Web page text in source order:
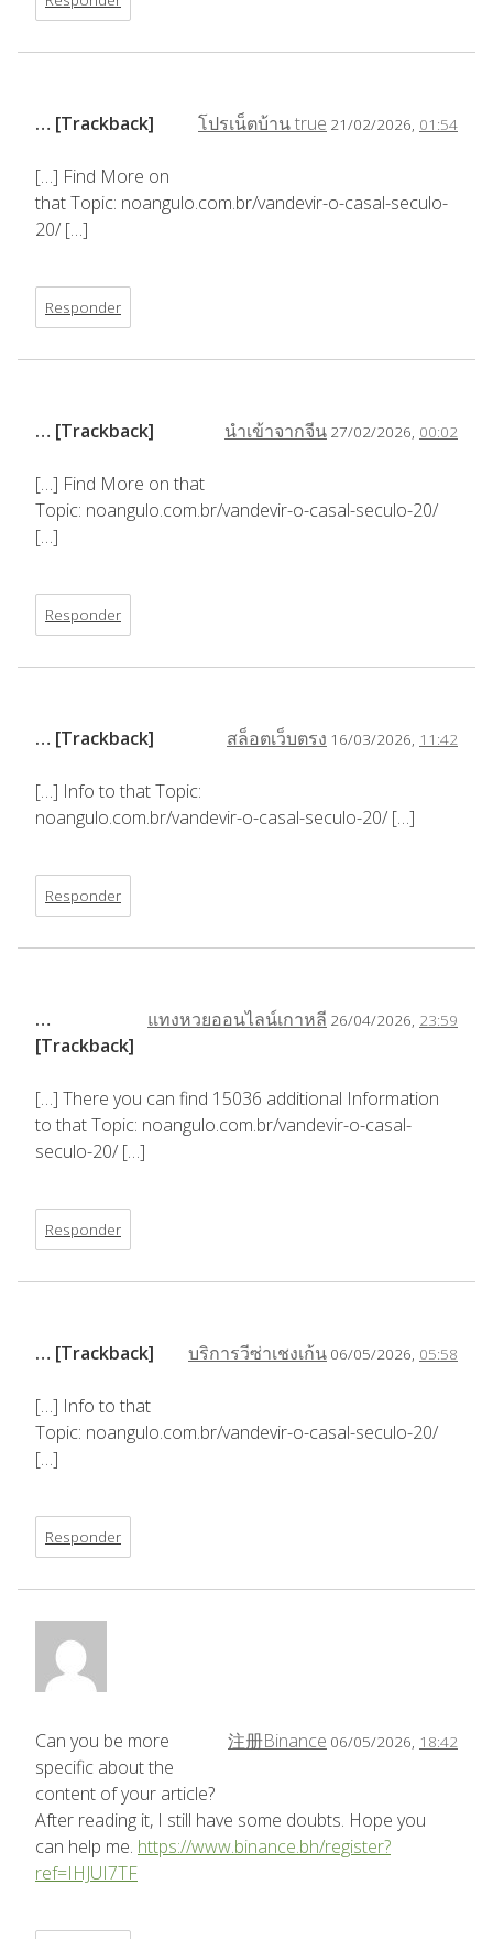
โปรเน็ตบ้าน true 21/02/2026, 01:54
… [Trackback]
[…] Find More on
that Topic: noangulo.com.br/vandevir-o-casal-seculo-
20/ […]
Responder
นำเข้าจากจีน 27/02/2026, 00:02
… [Trackback]
[…] Find More on that
Topic: noangulo.com.br/vandevir-o-casal-seculo-20/
[…]
Responder
สล็อตเว็บตรง 16/03/2026, 11:42
… [Trackback]
[…] Info to that Topic:
noangulo.com.br/vandevir-o-casal-seculo-20/ […]
Responder
แทงหวยออนไลน์เกาหลี 26/04/2026, 23:59
…
[Trackback]
[…] There you can find 15036 additional Information
to that Topic: noangulo.com.br/vandevir-o-casal-
seculo-20/ […]
Responder
บริการวีซ่าเชงเก้น 06/05/2026, 05:58
… [Trackback]
[…] Info to that
Topic: noangulo.com.br/vandevir-o-casal-seculo-20/
[…]
Responder
注册Binance 06/05/2026, 18:42
Can you be more
specific about the
content of your article?
After reading it, I still have some doubts. Hope you
can help me. https://www.binance.bh/register?
ref=IHJUI7TF